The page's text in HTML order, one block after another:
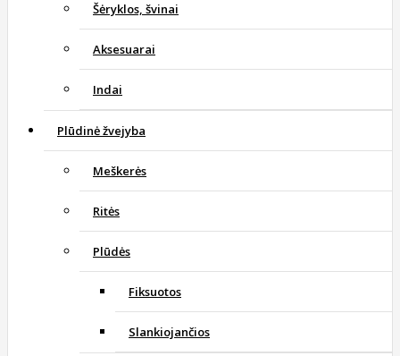
Šėryklos, švinai
Aksesuarai
Indai
Plūdinė žvejyba
Meškerės
Ritės
Plūdės
Fiksuotos
Slankiojančios